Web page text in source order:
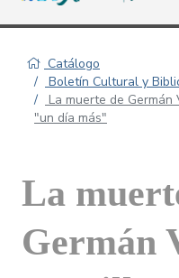
Catálogo
Boletín Cultural y
La muerte de
"un día más"
La
Germán